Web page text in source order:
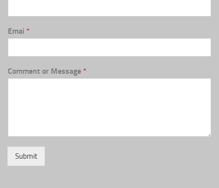
Emai *
Comment or Message *
Submit